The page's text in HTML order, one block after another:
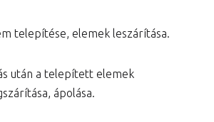
telepítése, elemek leszárítása.
után a telepített elemek
ápolása.